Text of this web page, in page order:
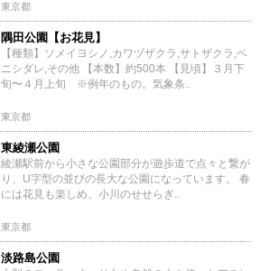
東京都
隅田公園【お花見】
【種類】ソメイヨシノ,カワヅザクラ,サトザクラ,ベ
ニシダレ,その他 【本数】約500本 【見頃】３月下
旬〜４月上旬 ※例年のもの。気象条..
東京都
東綾瀬公園
綾瀬駅前から小さな公園部分が遊歩道で点々と繋が
り、U字型の並びの長大な公園になっています。 春
には花見も楽しめ、小川のせせらぎ..
東京都
淡路島公園